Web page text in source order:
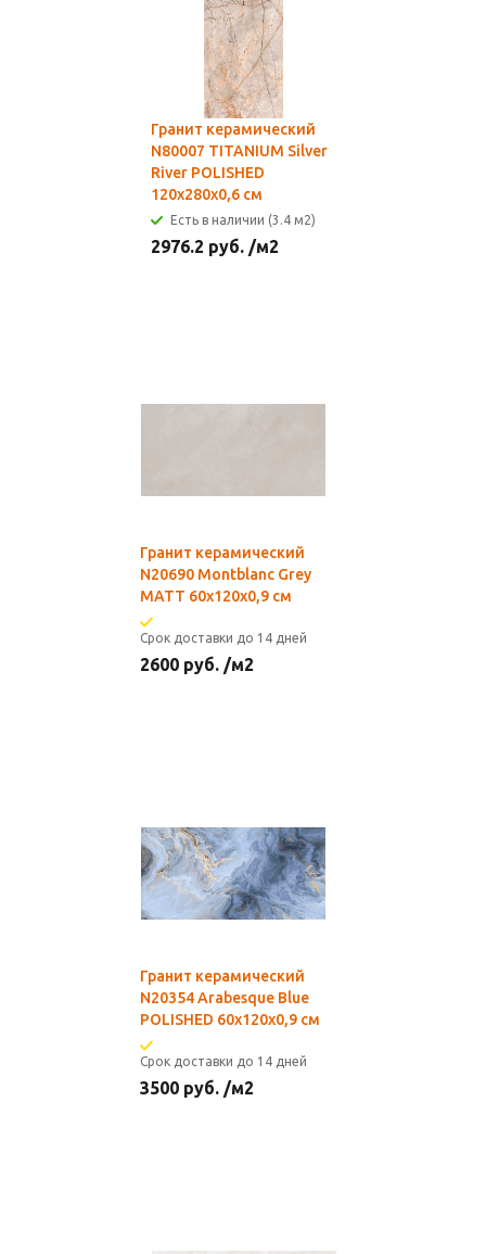
Гранит керамический
N80007 TITANIUM Silver
River POLISHED
120х280х0,6 см
Есть в наличии (3.4 м2)
2976.2 руб. /м2
Гранит керамический
N20690 Montblanc Grey
MATT 60x120х0,9 см
Срок доставки до 14 дней
2600 руб. /м2
Гранит керамический
N20354 Arabesque Blue
POLISHED 60x120х0,9 см
Срок доставки до 14 дней
3500 руб. /м2